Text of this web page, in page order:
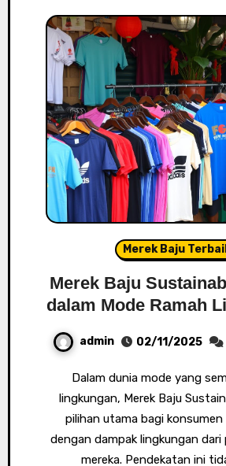
Merek Baju
Merek Baju
dalam Mode Ramah
admin 02/11/2025
Dalam dunia mode yang semakin sadar
lingkungan, Merek Baju
pilihan utama bagi
dengan dampak lingkungan dari
mereka. Pendekatan ini